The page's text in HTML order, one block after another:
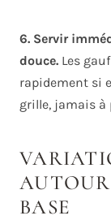
6. Servir
douce. Les
rapidement si
grille, jamais à
BASE